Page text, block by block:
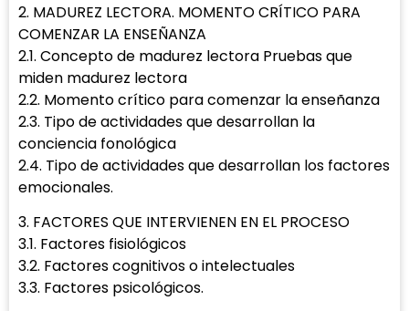
2. MADUREZ LECTORA. MOMENTO CRÍTICO PARA
COMENZAR LA ENSEÑANZA
2.1. Concepto de madurez lectora Pruebas que
miden madurez lectora
2.2. Momento crítico para comenzar la enseñanza
2.3. Tipo de actividades que desarrollan la
conciencia fonológica
2.4. Tipo de actividades que desarrollan los factores
emocionales.
3. FACTORES QUE INTERVIENEN EN EL PROCESO
3.1. Factores fisiológicos
3.2. Factores cognitivos o intelectuales
3.3. Factores psicológicos.